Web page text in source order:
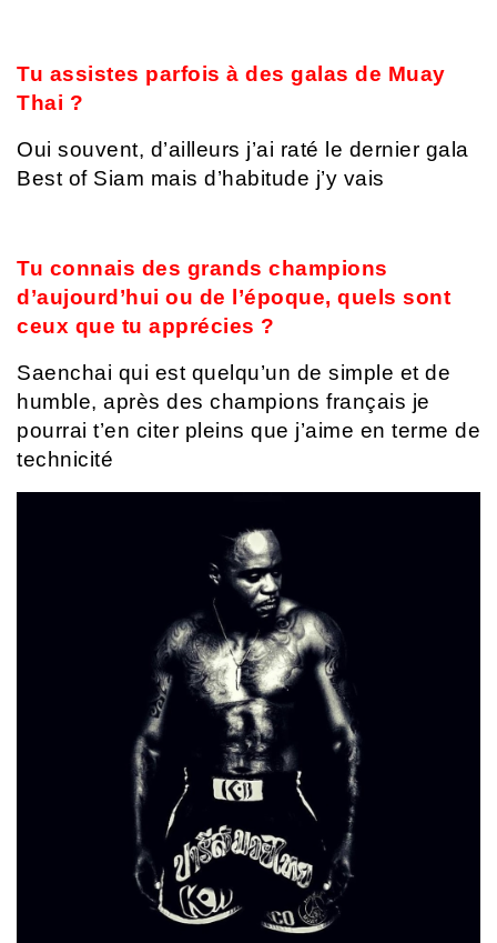
Tu assistes parfois à des galas de Muay
Thai ?
Oui souvent, d’ailleurs j’ai raté le dernier gala
Best of Siam mais d’habitude j’y vais
Tu connais des grands champions
d’aujourd’hui ou de l’époque, quels sont
ceux que tu apprécies ?
Saenchai qui est quelqu’un de simple et de
humble, après des champions français je
pourrai t’en citer pleins que j’aime en terme de
technicité